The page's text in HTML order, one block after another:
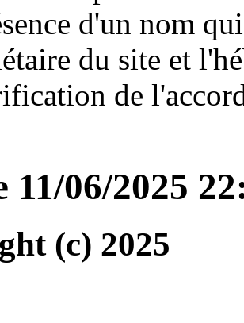
d'un nom
du site et
de
11/06/2025
(c) 2025